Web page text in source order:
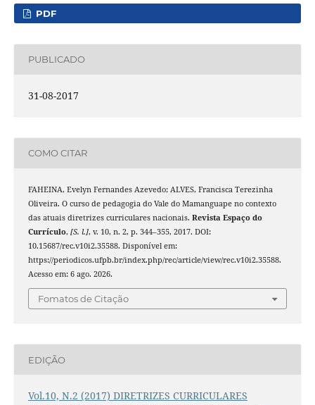
PDF
PUBLICADO
31-08-2017
COMO CITAR
FAHEINA, Evelyn Fernandes Azevedo; ALVES, Francisca Terezinha
Oliveira. O curso de pedagogia do Vale do Mamanguape no contexto
das atuais diretrizes curriculares nacionais. Revista Espaço do
Currículo, [S. l.], v. 10, n. 2, p. 344–355, 2017. DOI:
10.15687/rec.v10i2.35588. Disponível em:
https://periodicos.ufpb.br/index.php/rec/article/view/rec.v10i2.35588.
Acesso em: 6 ago. 2026.
Fomatos de Citação
EDIÇÃO
Vol.10, N.2 (2017) DIRETRIZES CURRICULARES